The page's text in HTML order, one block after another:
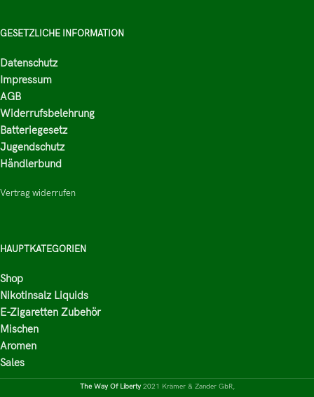
GESETZLICHE INFORMATION
Datenschutz
Impressum
AGB
Widerrufsbelehrung
Batteriegesetz
Jugendschutz
Händlerbund
Vertrag widerrufen
HAUPTKATEGORIEN
Shop
Nikotinsalz Liquids
E-Zigaretten Zubehör
Mischen
Aromen
Sales
The Way Of Liberty 2021 Krämer & Zander GbR,